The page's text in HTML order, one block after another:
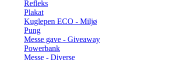
Refleks
Plakat
Kuglepen ECO - Miljø
Pung
Messe gave - Giveaway
Powerbank
Messe - Diverse